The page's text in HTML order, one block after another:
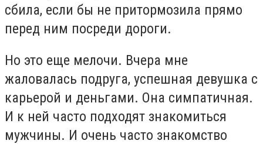
сбила, если бы не притормозила прямо
перед ним посреди дороги.
Но это еще мелочи. Вчера мне
жаловалась подруга, успешная девушка с
карьерой и деньгами. Она симпатичная.
И к ней часто подходят знакомиться
мужчины. И очень часто знакомство